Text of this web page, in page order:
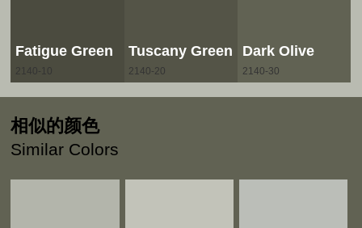
Fatigue Green
2140-10
Tuscany Green
2140-20
Dark Olive
2140-30
相似的颜色
Similar Colors